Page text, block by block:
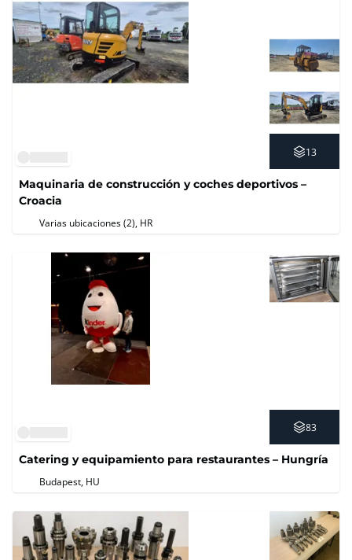
13
Maquinaria de construcción y coches deportivos –
Croacia
Varias ubicaciones (2) , HR
83
Catering y equipamiento para restaurantes – Hungría
Budapest, HU